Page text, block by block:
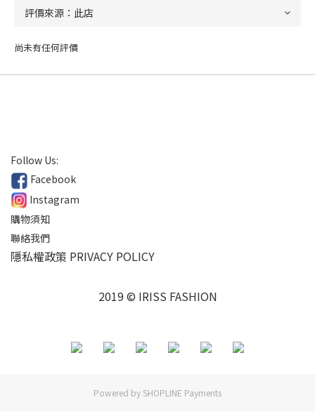
尚未有任何評價
Follow Us:
Facebook
Instagram
購物須知
聯絡我們
隱私權政策 PRIVACY POLICY
2019 © IRISS FASHION
Powered by SHOPLINE Payments